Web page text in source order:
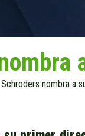
Schroders nombra a